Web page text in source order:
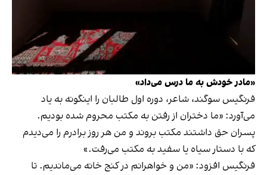
«مادر خودش به ما درس می‌داد»
فرنگیس سوگند، شاعر، دوره اول طالبان را اینگونه به یاد
می‌آورد: «ما دختران از رفتن به مکتب محروم شده بودیم.
پسران حق داشتند مکتب بروند و من هر روز برادرم را می‌دیدم
که با دستار سیاه یا سفید به مکتب می‌رفت.»
فرنگیس افزود: «من و خواهرانم در کنج خانه می‌ماندیم. تا